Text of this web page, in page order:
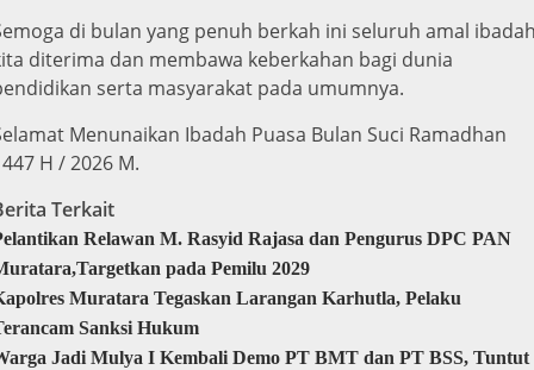
di bulan yang penuh berkah ini seluruh amal
diterima dan membawa keberkahan bagi dunia
serta masyarakat pada umumnya.
Menunaikan Ibadah Puasa Bulan Suci Ramadhan
H / 2026 M.
Terkait
Relawan M. Rasyid Rajasa dan Pengurus DPC PAN
pada Pemilu 2029
Muratara Tegaskan Larangan Karhutla, Pelaku
Sanksi Hukum
Jadi Mulya I Kembali Demo PT BMT dan PT BSS, Tuntut